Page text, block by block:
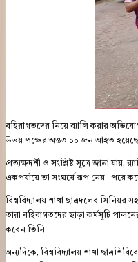
বহিরাগতদের নিয়ে র‍্যালি করার
উভয় পক্ষের অন্তত ১০ জন আহত
প্রত্যক্ষদর্শী ও সংশ্লিষ্ট সূত্রে জানা
একপর্যায়ে তা সংঘর্ষে রূপ নেয়। পরে
বিশ্ববিদ্যালয় শাখা ছাত্রদলের
তারা বহিরাগতদের ছাড়া কর্মসূচি
করেন তিনি।
অন্যদিকে, বিশ্ববিদ্যালয় শাখা